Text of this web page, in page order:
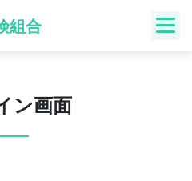
組合
ン画面